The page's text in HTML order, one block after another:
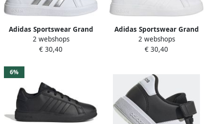
Adidas Sportswear Grand
Court 2.0 EL sneakers wit
zilver Imitatieleer 28 1 2
2 webshops
€ 30,40
Adidas Sportswear Grand
Court 2.0 EL sneakers wit
Imitatieleer 35 1 2
2 webshops
€ 30,40
6%